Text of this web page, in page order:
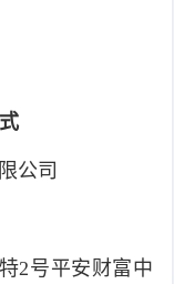
公司
2号平安财富中